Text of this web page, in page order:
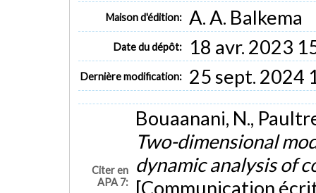
Maison d'édition: A. A. Balkema
Date du dépôt: 18 avr. 2023
Dernière modification: 25 sept. 2024
Citer en
APA 7:
Bouaanani, N.,
Two-dimensional
dynamic analysis of
[Communication